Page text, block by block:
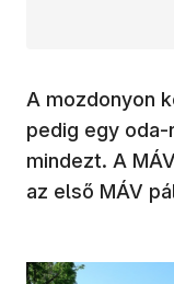
A mozdonyon
pedig egy
mindezt. A
az első MÁV